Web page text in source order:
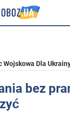
Wojskowa Dla
bez